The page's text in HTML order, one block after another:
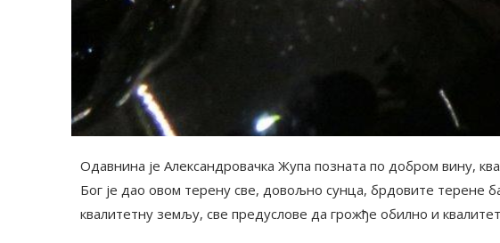
Одавнина је Александровачка Жупа позната по добром вину,
Бог је дао овом терену све, довољно сунца, брдовите терене
квалитетну земљу, све предуслове да грожђе обилно и